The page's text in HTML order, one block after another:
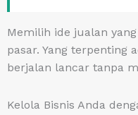
Memilih ide jualan
pasar. Yang terpenting
berjalan lancar tanpa
Kelola Bisnis Anda